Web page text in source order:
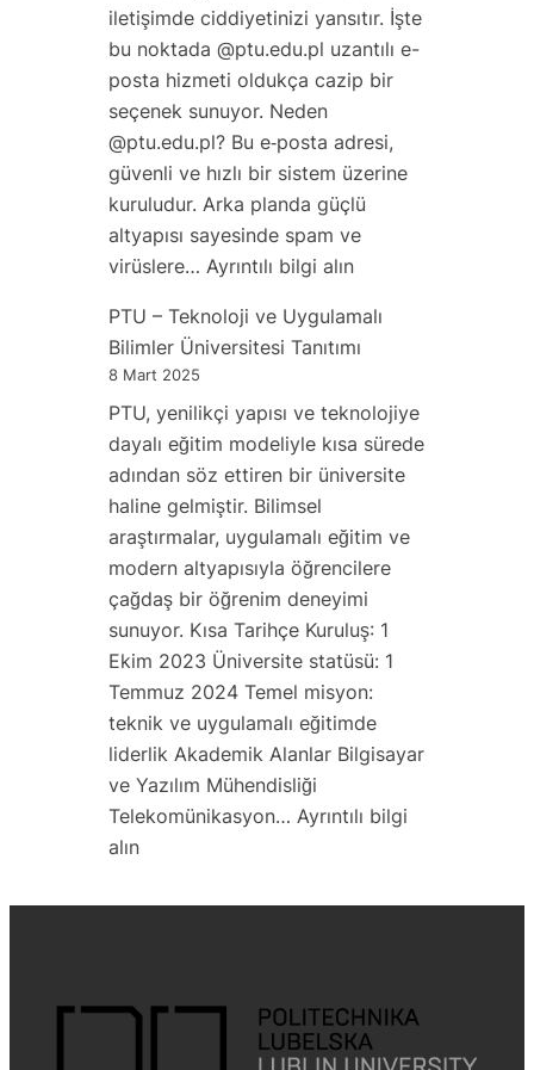
iletişimde ciddiyetinizi yansıtır. İşte
bu noktada @ptu.edu.pl uzantılı e-
posta hizmeti oldukça cazip bir
seçenek sunuyor. Neden
@ptu.edu.pl? Bu e‑posta adresi,
güvenli ve hızlı bir sistem üzerine
kuruludur. Arka planda güçlü
altyapısı sayesinde spam ve
virüslere… Ayrıntılı bilgi alın:
ve
Güvenli
Mail
Adresi
Nasıl
PTU – Teknoloji ve Uygulamalı
Bilimler Üniversitesi Tanıtımı
8 Mart 2025
PTU, yenilikçi yapısı ve teknolojiye
dayalı eğitim modeliyle kısa sürede
adından söz ettiren bir üniversite
haline gelmiştir. Bilimsel
araştırmalar, uygulamalı eğitim ve
modern altyapısıyla öğrencilere
çağdaş bir öğrenim deneyimi
sunuyor. Kısa Tarihçe Kuruluş: 1
Ekim 2023 Üniversite statüsü: 1
Temmuz 2024 Temel misyon:
teknik ve uygulamalı eğitimde
liderlik Akademik Alanlar Bilgisayar
ve Yazılım Mühendisliği
Telekomünikasyon…Ayrıntılı bilgi
alın:
–
Uygulamalı